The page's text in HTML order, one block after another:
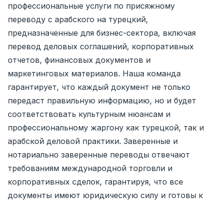
профессиональные услуги по присяжному
переводу с арабского на турецкий,
предназначенные для бизнес-сектора, включая
перевод деловых соглашений, корпоративных
отчетов, финансовых документов и
маркетинговых материалов. Наша команда
гарантирует, что каждый документ не только
передаст правильную информацию, но и будет
соответствовать культурным нюансам и
профессиональному жаргону как турецкой, так и
арабской деловой практики. Заверенные и
нотариально заверенные переводы отвечают
требованиям международной торговли и
корпоративных сделок, гарантируя, что все
документы имеют юридическую силу и готовы к